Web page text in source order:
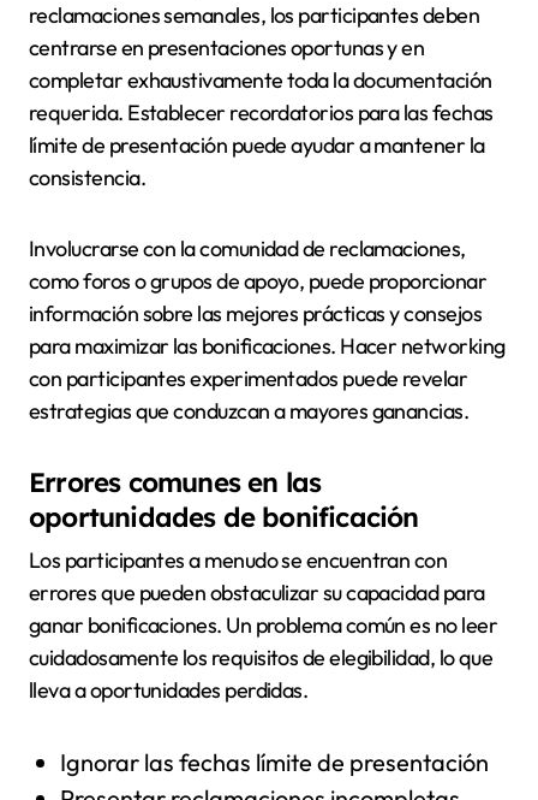
reclamaciones semanales, los participantes deben
centrarse en presentaciones oportunas y en
completar exhaustivamente toda la documentación
requerida. Establecer recordatorios para las fechas
límite de presentación puede ayudar a mantener la
consistencia.
Involucrarse con la comunidad de reclamaciones,
como foros o grupos de apoyo, puede proporcionar
información sobre las mejores prácticas y consejos
para maximizar las bonificaciones. Hacer networking
con participantes experimentados puede revelar
estrategias que conduzcan a mayores ganancias.
Errores comunes en las
oportunidades de bonificación
Los participantes a menudo se encuentran con
errores que pueden obstaculizar su capacidad para
ganar bonificaciones. Un problema común es no leer
cuidadosamente los requisitos de elegibilidad, lo que
lleva a oportunidades perdidas.
Ignorar las fechas límite de presentación